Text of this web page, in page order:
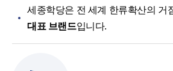
세종학당은 전 세계 한류확산의 거
대표 브랜드입니다.